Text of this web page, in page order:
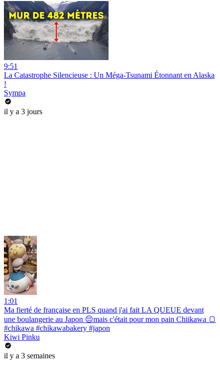
9:51
La Catastrophe Silencieuse : Un Méga-Tsunami Étonnant en Alaska
!
Sympa
il y a 3 jours
1:01
Ma fierté de française en PLS quand j'ai fait LA QUEUE devant
une boulangerie au Japon 😔mais c'était pour mon pain Chiikawa 🍞
#chikawa #chikawabakery #japon
Kiwi Pinku
il y a 3 semaines